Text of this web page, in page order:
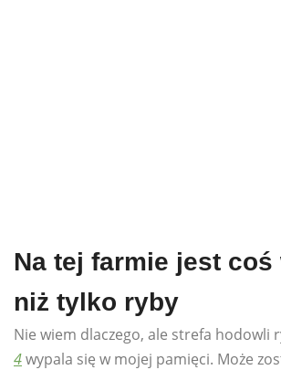
Na tej farmie jest coś
niż tylko ryby
Nie wiem dlaczego, ale strefa hodowli
4wypala się w mojej pamięci. Może